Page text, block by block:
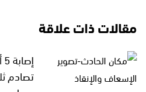
مقالات ذات علاقة
تصادم